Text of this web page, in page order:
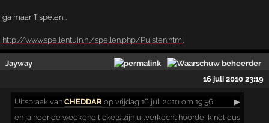
ga maar ff spelen...
http://www.spellentuin.nl/spellen.php/Puisten.html
Jayway
16 juli 2010 23:19
Uitspraak vanCHEDDAR op vrijdag 16 juli 2010 om 19:56:
▶
en ja hoor de weekend tickets zijn uitverkocht hoorde ik net dus